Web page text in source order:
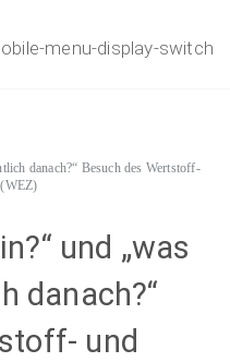
danach?“ Besuch des Wertstoff-
und „was
danach?“
und